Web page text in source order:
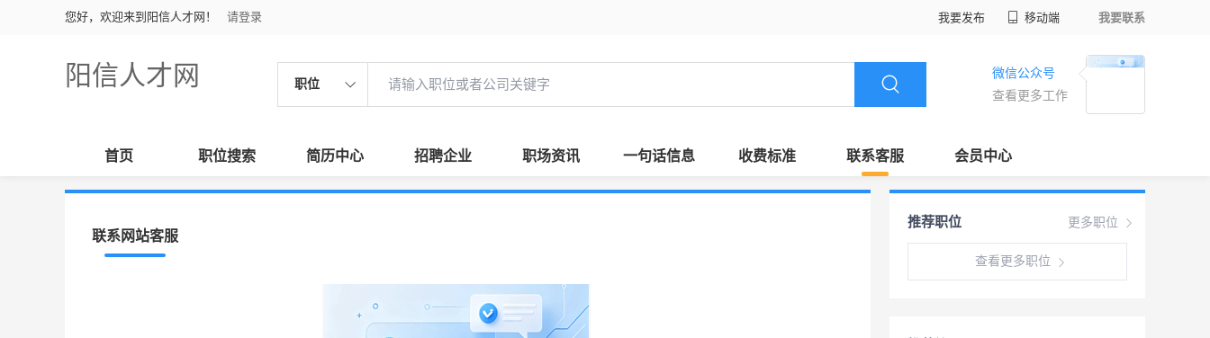
您好，欢迎来到阳信人才网！ 请登录 我要发布 移动端 我要联系
阳信人才网 职位
微信公众号
查看更多工作
首页 职位搜索 简历中心 招聘企业 职场资讯 一句话信息 收费标准 联系客服 会员中心
联系网站客服
更多职位
推荐职位
查看更多职位